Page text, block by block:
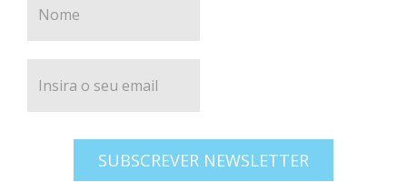
SUBSCREVER NEWSLETTER